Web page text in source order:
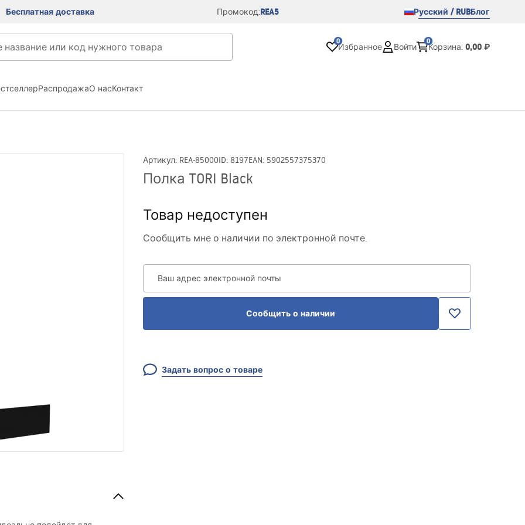
Бесплатная доставка Промокод:REA5 Русский / RUBБлог
0
Избранное Войти
0
Корзина: 0,00 ₽
РаспродажаО насКонтакт
Артикул: REA-85000ID: 8197EAN: 5902557375370
Полка TORI Black
Товар недоступен
Сообщить мне о наличии по электронной почте.
Ваш адрес электронной почты
Сообщить о наличии
Задать вопрос о товаре